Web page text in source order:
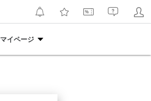
マイページ